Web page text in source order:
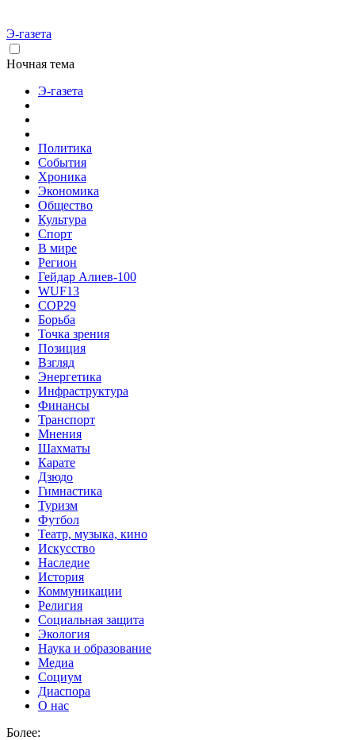
Э-газета
Ночная тема
Э-газета
Политика
События
Хроника
Экономика
Общество
Культура
Спорт
В мире
Регион
Гейдар Алиев-100
WUF13
COP29
Борьба
Точка зрения
Позиция
Взгляд
Энергетика
Инфраструктура
Финансы
Транспорт
Мнения
Шахматы
Карате
Дзюдо
Гимнастика
Туризм
Футбол
Театр, музыка, кино
Искусство
Наследие
История
Коммуникации
Религия
Социальная защита
Экология
Наука и образование
Медиа
Социум
Диаспора
О нас
Более: